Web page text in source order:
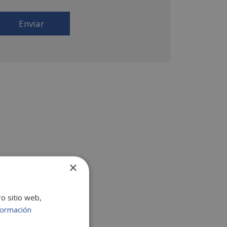
Puede ejercitar sus derechos
suficientemente, dirigiéndose a la
×
sitio web,